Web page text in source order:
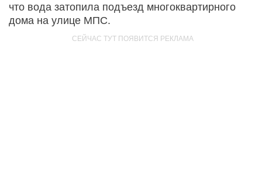
что вода затопила подъезд многоквартирного
дома на улице МПС.